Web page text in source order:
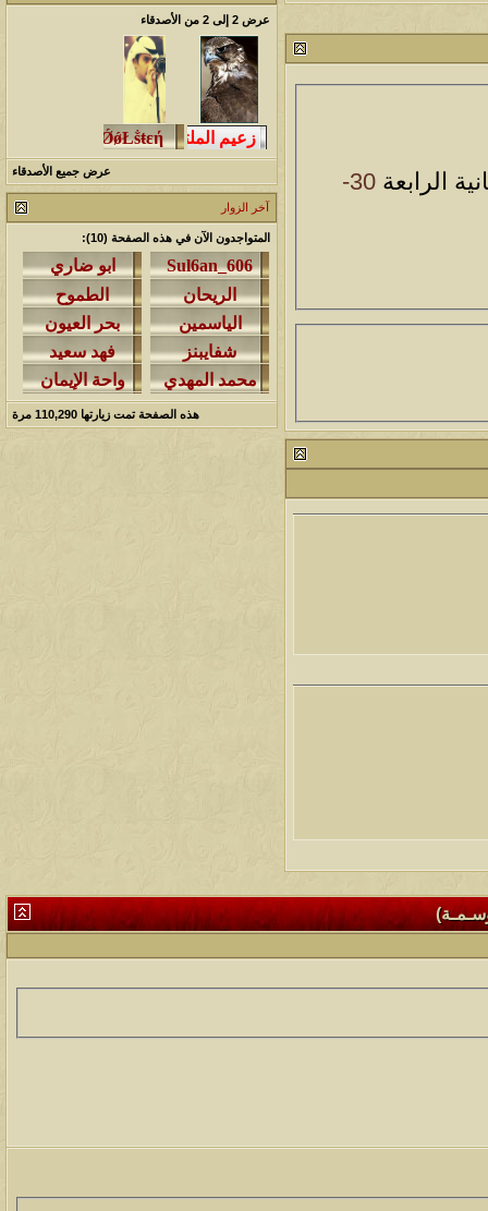
آخر رد:محمد الخضيري
مشاركات المشاهدات
آخر مشاركة
1417
1460225 آخر رد: محمد الخضيري
آخر مشاركة
1324
احمد جابر
آخر رد:خلف المهدي
آخر مشاركة
17
96113 آخر رد:ابن صلفيق
آخر مشاركة
آخر رد:الميآسية
الرابعة 30-
عرض 2 إلى 2 من الأصدقاء
عرض جميع الأصدقاء
آخر الزوار
المتواجدون الآن في هذه الصفحة (10):
هذه الصفحة تمت زيارتها 110,290 مرة